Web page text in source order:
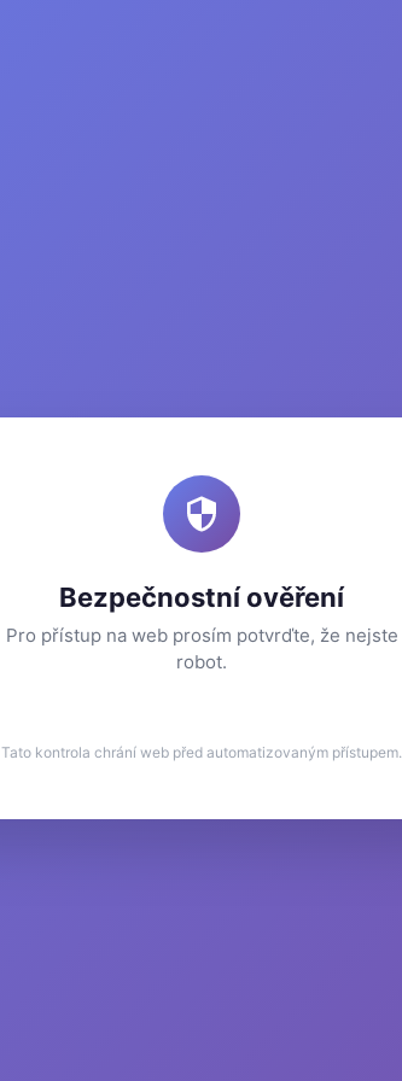
Bezpečnostní ověření
Pro přístup na web prosím potvrďte, že nejste
robot.
Tato kontrola chrání web před automatizovaným přístupem.